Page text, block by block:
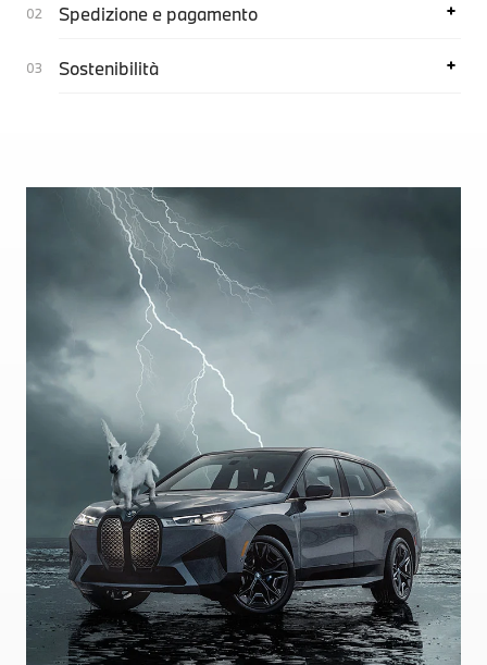
Spedizione e pagamento
Sostenibilità